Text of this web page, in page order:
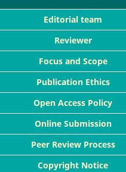
Editorial team
Reviewer
Focus and Scope
Publication Ethics
Open Access Policy
Online Submission
Peer Review Process
Copyright Notice